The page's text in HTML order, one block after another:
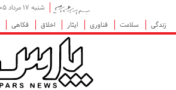
شنبه ۱۷ مرداد ۱۴۰۵
زندگی
سلامت فناوری ایثار اخلاق فکاهی